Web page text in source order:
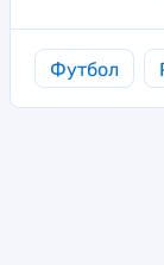
Футбол